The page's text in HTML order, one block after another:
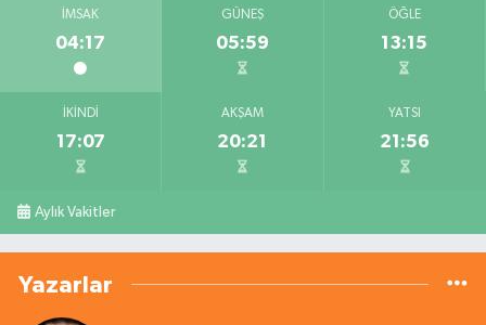
İMSAK
04:17
GÜNEŞ
05:59
ÖĞLE
13:15
İKINDI
17:07
AKŞAM
20:21
YATSI
21:56
Aylık Vakitler
Yazarlar